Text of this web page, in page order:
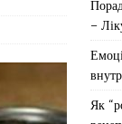
–
Як